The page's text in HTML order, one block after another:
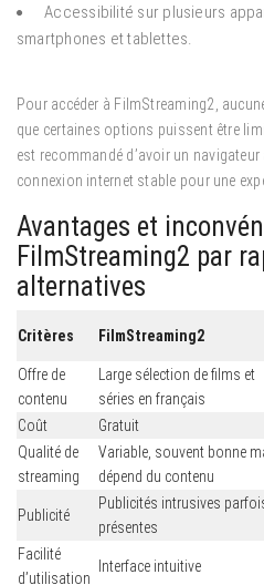
Accessibilité sur plusieurs
smartphones et tablettes.
Pour accéder à FilmStreaming2,
que certaines options puissent être
est recommandé d’avoir un
connexion internet stable pour une
Avantages et
FilmStreaming2 par
alternatives
Critères FilmStreaming2
Offre de
contenu
Large sélection de films et
séries en français
Coût
Gratuit
Qualité de
streaming
Variable, souvent bonne
dépend du contenu
Publicité
Publicités intrusives
présentes
Facilité
d’utilisation
Interface intuitive